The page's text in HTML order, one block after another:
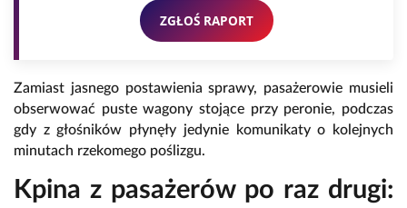
ZGŁOŚ RAPORT
Zamiast jasnego postawienia sprawy, pasażerowie musieli
obserwować puste wagony stojące przy peronie, podczas
gdy z głośników płynęły jedynie komunikaty o kolejnych
minutach rzekomego poślizgu.
Kpina z pasażerów po raz drugi: